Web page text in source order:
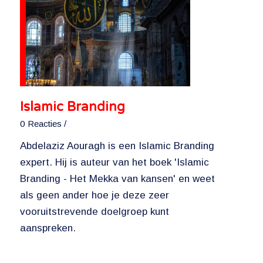
Islamic Branding
0 Reacties /
Abdelaziz Aouragh is een Islamic Branding
expert. Hij is auteur van het boek 'Islamic
Branding - Het Mekka van kansen' en weet
als geen ander hoe je deze zeer
vooruitstrevende doelgroep kunt
aanspreken.